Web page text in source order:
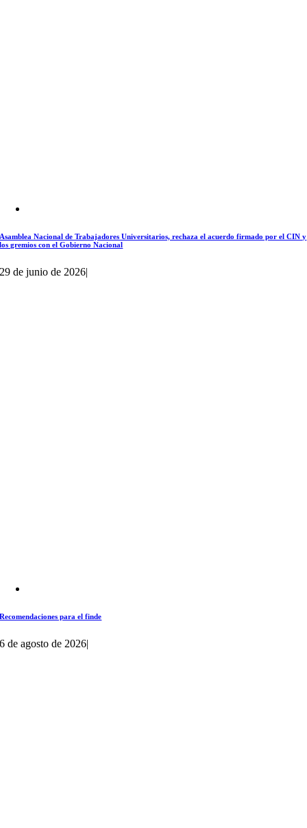
Asamblea Nacional de Trabajadores Universitarios, rechaza el acuerdo firmado por el CIN y
los gremios con el Gobierno Nacional
29 de junio de 2026|
Recomendaciones para el finde
6 de agosto de 2026|